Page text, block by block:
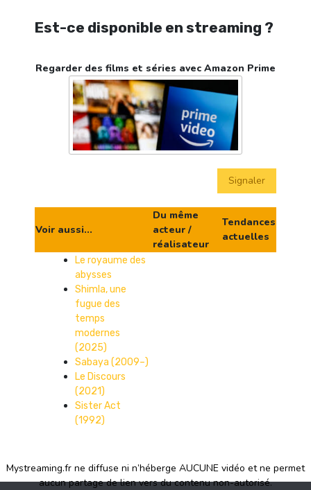
Est-ce disponible en streaming ?
Regarder des films et séries avec Amazon Prime
Signaler
Voir aussi...
Du même
acteur /
réalisateur
Tendances
actuelles
Le royaume des
abysses
Shimla, une
fugue des
temps
modernes
(2025)
Sabaya (2009–)
Le Discours
(2021)
Sister Act
(1992)
Mystreaming.fr ne diffuse ni n’héberge AUCUNE vidéo et ne permet
aucun partage de lien vers du contenu non-autorisé.